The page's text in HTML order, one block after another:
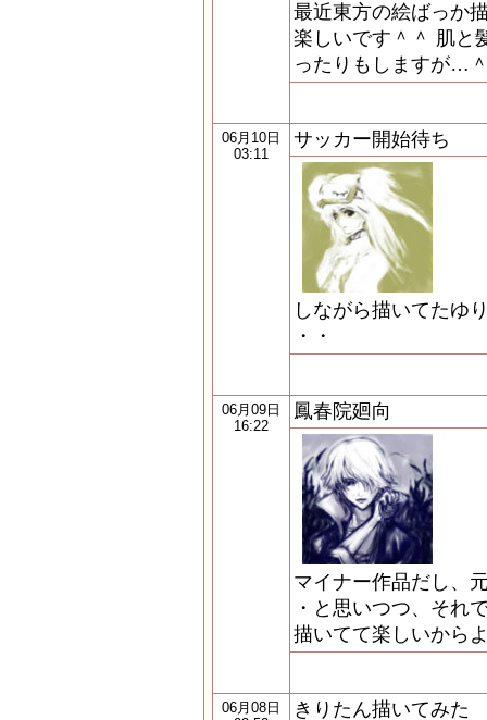
最近東方の絵ばっか
楽しいです＾＾ 肌と
ったりもしますが…
06月10日
03:11
サッカー開始待ち
しながら描いてたゆ
・・
06月09日
16:22
鳳春院廻向
マイナー作品だし、
・と思いつつ、それ
描いてて楽しいから
06月08日
きりたん描いてみた